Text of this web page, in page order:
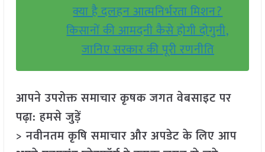
क्या है दलहन आत्मनिर्भरता मिशन?
किसानों की आमदनी कैसे होगी दोगुनी,
जानिए सरकार की पूरी रणनीति
आपने उपरोक्त समाचार कृषक जगत वेबसाइट पर
पढ़ा: हमसे जुड़ें
> नवीनतम कृषि समाचार और अपडेट के लिए आप